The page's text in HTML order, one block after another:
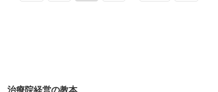
治療院経営の教本